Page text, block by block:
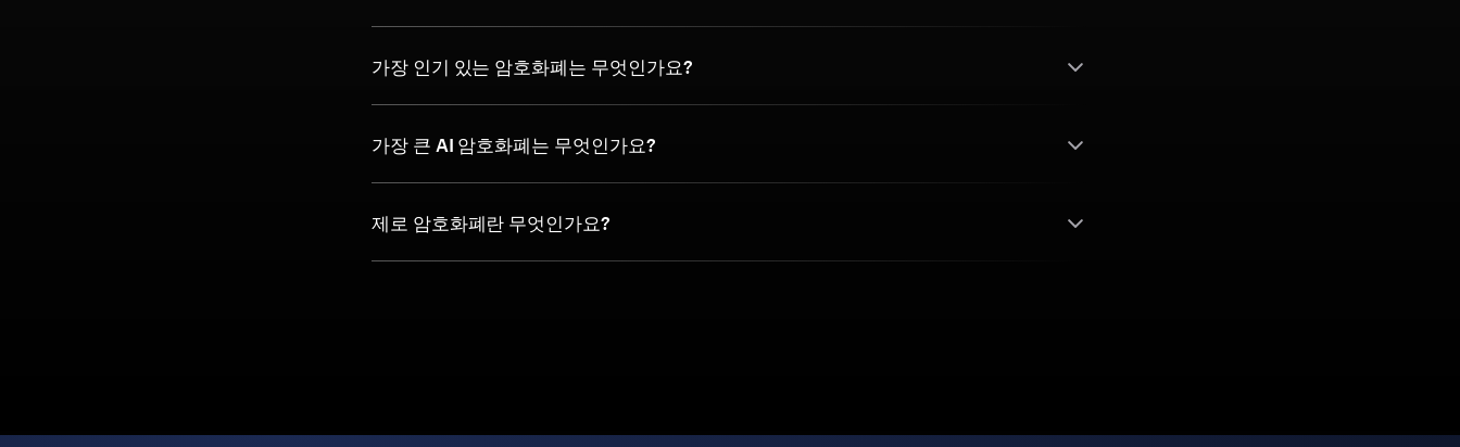
가장 인기 있는 암호화폐는 무엇인가요?
가장 큰 AI 암호화폐는 무엇인가요?
제로 암호화폐란 무엇인가요?